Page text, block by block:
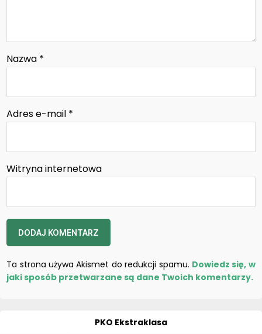
Nazwa *
Adres e-mail *
Witryna internetowa
Ta strona używa Akismet do redukcji spamu. Dowiedz się, w
jaki sposób przetwarzane są dane Twoich komentarzy.
PKO Ekstraklasa